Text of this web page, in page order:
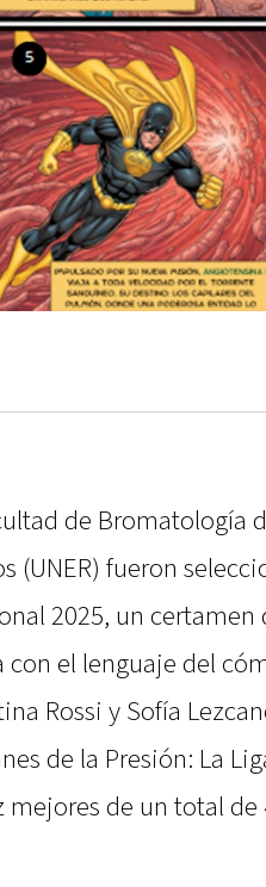
de Bromatología
(UNER) fueron
2025, un certamen
el lenguaje del
Rossi y Sofía
de la Presión: La
de un total de